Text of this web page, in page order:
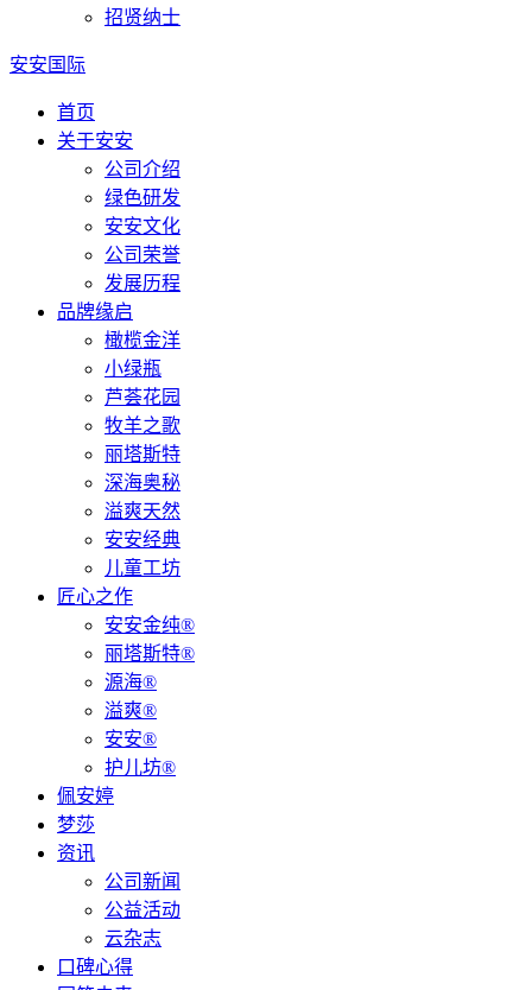
招贤纳士
安安国际
首页
关于安安
公司介绍
绿色研发
安安文化
公司荣誉
发展历程
品牌缘启
橄榄金洋
小绿瓶
芦荟花园
牧羊之歌
丽塔斯特
深海奥秘
溢爽天然
安安经典
儿童工坊
匠心之作
安安金纯®
丽塔斯特®
源海®
溢爽®
安安®
护儿坊®
佩安婷
梦莎
资讯
公司新闻
公益活动
云杂志
口碑心得